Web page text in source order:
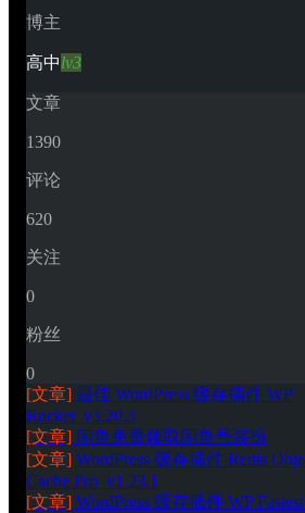
博主
高中lv3
文章
1390
评论
620
关注
0
粉丝
0
[文章] 最佳 WordPress 缓存插件 WP
Rocket_v3.20.3
[文章] 闲鱼免费领取闲鱼号装扮
[文章] WordPress 缓存插件 Redis
Cache Pro_v1.23.1
[文章] WordPress 缓存插件 WP